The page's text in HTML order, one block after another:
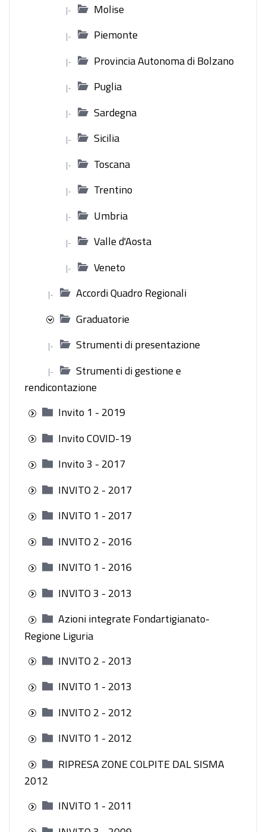
|- Molise
|- Piemonte
|- Provincia Autonoma di Bolzano
|- Puglia
|- Sardegna
|- Sicilia
|- Toscana
|- Trentino
|- Umbria
|- Valle d'Aosta
|- Veneto
|-
Accordi Quadro Regionali
Graduatorie
|- Strumenti di presentazione
|-
Strumenti di gestione e
rendicontazione
Invito 1 - 2019
Invito COVID-19
Invito 3 - 2017
INVITO 2 - 2017
INVITO 1 - 2017
INVITO 2 - 2016
INVITO 1 - 2016
INVITO 3 - 2013
Azioni integrate Fondartigianato-
Regione Liguria
INVITO 2 - 2013
INVITO 1 - 2013
INVITO 2 - 2012
INVITO 1 - 2012
RIPRESA ZONE COLPITE DAL SISMA
2012
INVITO 1 - 2011